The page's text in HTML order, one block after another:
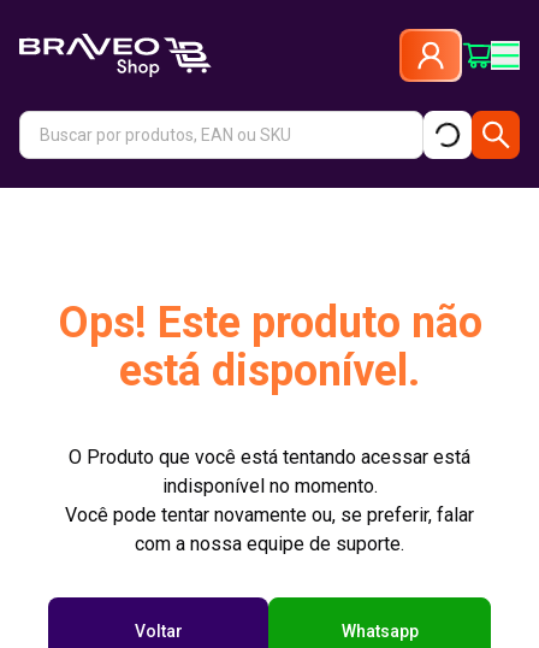
Ops! Este produto não
está disponível.
O Produto que você está tentando acessar está
indisponível no momento.
Você pode tentar novamente ou, se preferir, falar
com a nossa equipe de suporte.
Voltar Whatsapp